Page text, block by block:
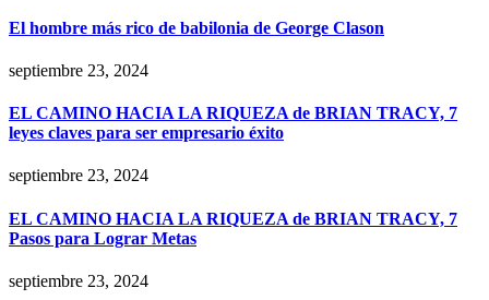
El hombre más rico de babilonia de George Clason
septiembre 23, 2024
EL CAMINO HACIA LA RIQUEZA de BRIAN TRACY, 7
leyes claves para ser empresario éxito
septiembre 23, 2024
EL CAMINO HACIA LA RIQUEZA de BRIAN TRACY, 7
Pasos para Lograr Metas
septiembre 23, 2024